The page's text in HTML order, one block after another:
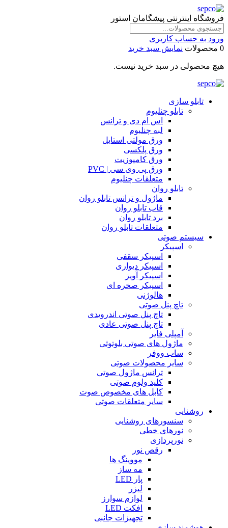
فروشگاه اینترنتی پیشگامان استور
ورود به حساب کاربری
0 محصولات
نمایش سبد خرید
هیچ محصولی در سبد خرید نیست.
تابلو سازی
تابلو چنلیوم
اس ام دی و ترانس
لبه چنلیوم
ورق مولتی استایل
ورق پلکسی
ورق کامپوزیت
ورق پی وی سی | PVC
متعلقات چنلیوم
تابلو روان
ماژول و ترانس تابلو روان
قاب تابلو روان
برد تابلو روان
متعلقات تابلو روان
سیستم صوتی
اسپیکر
اسپیکر سقفی
اسپیکر دیواری
اسپیکر آویز
اسپیکر صخره ای
هالوژنی
تاچ پنل صوتی
تاچ پنل صوتی اندرویدی
تاچ پنل صوتی عادی
آمپلی فایر
ماژول های صوتی بلوتوثی
ساب ووفر
سایر محصولات صوتی
ترانس ماژول صوتی
کلید ولوم صوتی
کابل های مخصوص صوت
سایر متعلقات صوتی
روشنایی
سنسورهای روشنایی
نورهای خطی
نورپردازی
رقص نور
مووینگ ها
مه ساز
پار LED
لیزر
لوازم سوارز
افکت LED
تجهیزات جانبی